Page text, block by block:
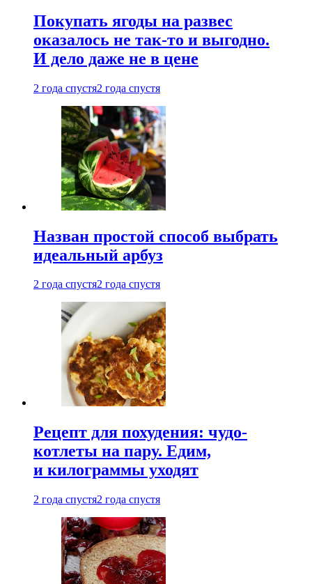
Покупать ягоды на развес
оказалось не так-то и выгодно.
И дело даже не в цене
2 года спустя2 года спустя
Назван простой способ выбрать
идеальный арбуз
2 года спустя2 года спустя
Рецепт для похудения: чудо-
котлеты на пару. Едим,
и килограммы уходят
2 года спустя2 года спустя